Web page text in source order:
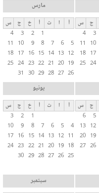
ج
س
3
4
10
11
17
18
24
25
مارس
أ ا ث أ خ ج
س
1
2
3
4
5
6
7
8
9
10
11
12
13
14
15
16
17
18
19
20
21
22
23
24
25
26
27
28
29
30
31
ج
س
5
6
12
13
19
20
26
27
يونيو
أ ا ث أ خ ج
س
1
2
3
4
5
6
7
8
9
10
11
12
13
14
15
16
17
18
19
20
21
22
23
24
25
26
27
28
29
30
سبتمبر